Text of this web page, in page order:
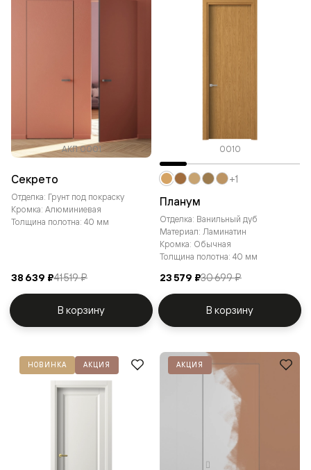
АКП 0001
Секрето
Отделка: Грунт под покраску
Кромка: Алюминиевая
Толщина полотна: 40 мм
38 639 ₽41 519 ₽
В корзину
0010
Планум
Отделка: Ванильный дуб
Материал: Ламинатин
Кромка: Обычная
Толщина полотна: 40 мм
23 579 ₽30 699 ₽
+1
В корзину
НОВИНКА АКЦИЯ АКЦИЯ